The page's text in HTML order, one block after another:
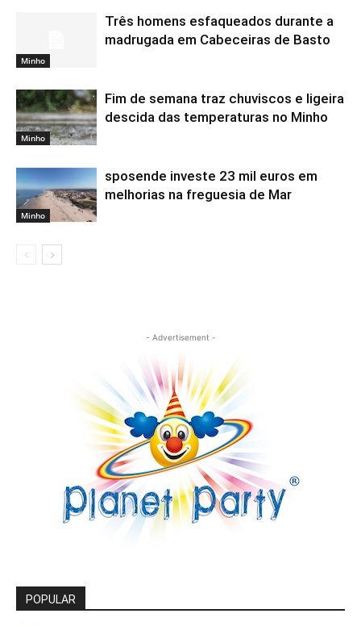
Minho
Três homens esfaqueados durante a
madrugada em Cabeceiras de Basto
Minho
Fim de semana traz chuviscos e ligeira
descida das temperaturas no Minho
Minho
sposende investe 23 mil euros em
melhorias na freguesia de Mar
- Advertisement -
POPULAR